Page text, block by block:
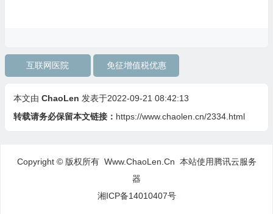
互联网医院 免征增值税优惠
本文由 ChaoLen 发表于2022-09-21 08:42:13
转载请务必保留本文链接： https://www.chaolen.cn/2334.html
Copyright © 版权所有 Www.ChaoLen.Cn 本站使用腾讯云服务
器
湘ICP备14010407号